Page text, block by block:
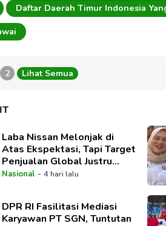
Daftar Daerah Timur Indonesia
2 Lihat Semua
Laba Nissan Melonjak di
Atas Ekspektasi, Tapi Target
Penjualan Global Justru
Dipangkas
Nasional - 4 hari lalu
DPR RI Fasilitasi Mediasi
Karyawan PT SGN, Tuntutan